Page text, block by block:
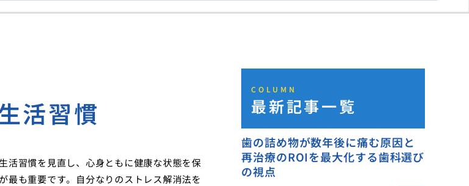
活習慣
活習慣を見直し、心身ともに健康な状態を保
最も重要です。自分なりのストレス解消法を
COLUMN
最新記事一覧
歯の詰め物が数年後に痛む原因と
再治療のROIを最大化する歯科選び
の視点